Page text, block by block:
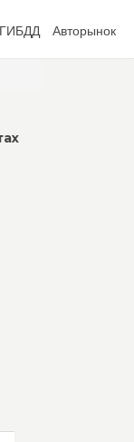
Авторынок